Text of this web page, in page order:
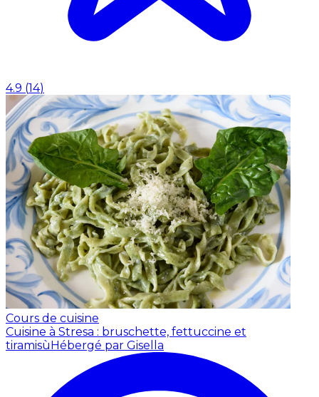
4.9 (14)
Cours de cuisine
Cuisine à Stresa : bruschette, fettuccine et
tiramisùHébergé par Gisella